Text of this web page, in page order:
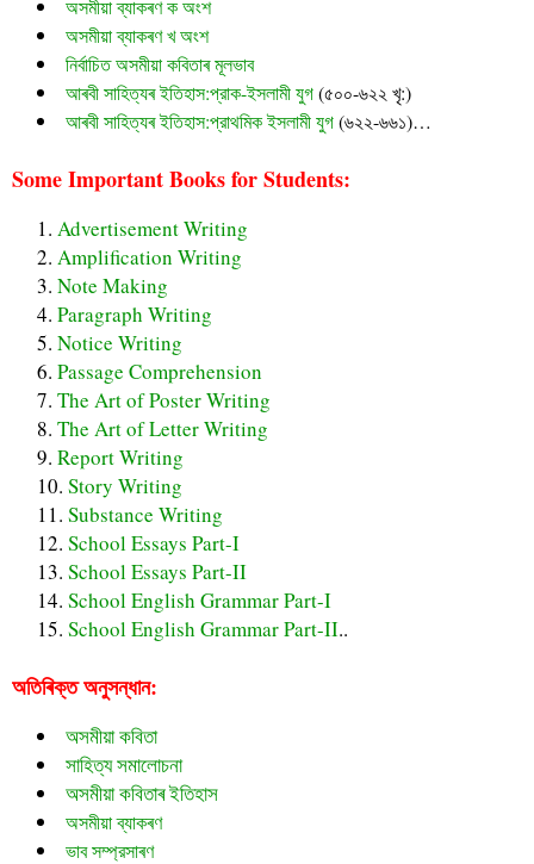
অসমীয়া ব্যাকৰণ ক অংশ
অসমীয়া ব্যাকৰণ খ অংশ
নির্বাচিত অসমীয়া কবিতাৰ মূলভাব
আৰবী সাহিত্যৰ ইতিহাস:প্রাক-ইসলামী যুগ(৫০০-৬২২ খৃ:)
আৰবী সাহিত্যৰ ইতিহাস:প্রাথমিক ইসলামী যুগ(৬২২-৬৬১)…
Some Important Books for Students:
Advertisement Writing
Amplification Writing
Note Making
Paragraph Writing
Notice Writing
Passage Comprehension
The Art of Poster Writing
The Art of Letter Writing
Report Writing
Story Writing
Substance Writing
School Essays Part-I
School Essays Part-II
School English Grammar Part-I
School English Grammar Part-II..
অতিৰিক্ত অনুসন্ধান:
অসমীয়া কবিতা
সাহিত্য সমালোচনা
অসমীয়া কবিতাৰ ইতিহাস
অসমীয়া ব্যাকৰণ
ভাব সম্প্রসাৰণ